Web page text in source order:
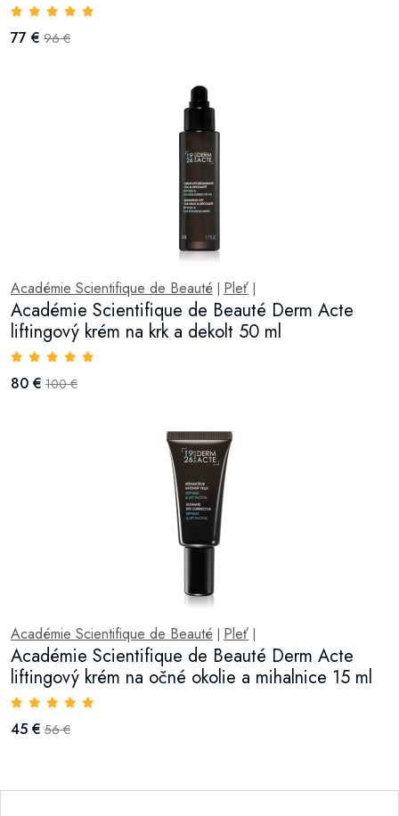
77 € 96 €
Académie Scientifique de Beauté Pleť
Académie Scientifique de Beauté Derm Acte
liftingový krém na krk a dekolt 50 ml
80 € 100 €
Académie Scientifique de Beauté Pleť
Académie Scientifique de Beauté Derm Acte
liftingový krém na očné okolie a mihalnice 15 ml
45 € 56 €